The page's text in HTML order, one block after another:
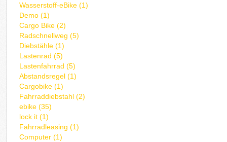
Wasserstoff-eBike (1)
Demo (1)
Cargo Bike (2)
Radschnellweg (5)
Diebstähle (1)
Lastenrad (5)
Lastenfahrrad (5)
Abstandsregel (1)
Cargobike (1)
Fahrraddiebstahl (2)
ebike (35)
lock it (1)
Fahrradleasing (1)
Computer (1)